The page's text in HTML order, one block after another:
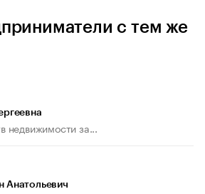
с тем же
недвижимости за...
Анатольевич